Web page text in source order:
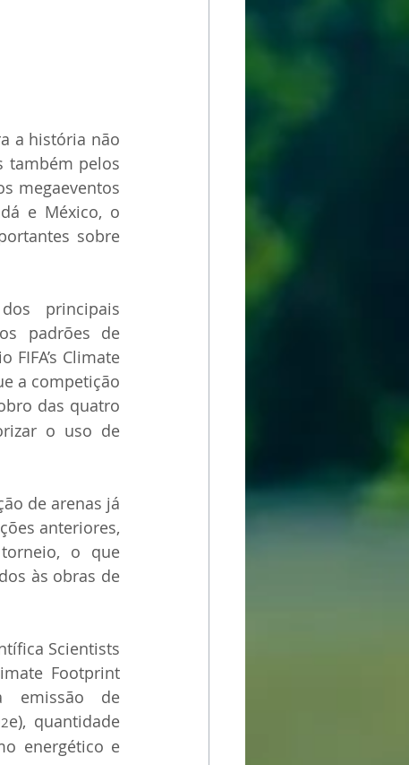
a história não
também pelos
megaeventos
e México, o
sobre
principais
padrões de
Climate
a competição
das quatro
o uso de
de arenas já
anteriores,
o que
às obras de
Scientists
Footprint
emissão de
2e), quantidade
energético e